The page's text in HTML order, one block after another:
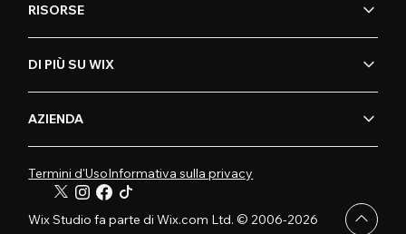
RISORSE
DI PIÙ SU WIX
AZIENDA
Termini d'UsoInformativa sulla privacy
Wix Studio fa parte di Wix.com Ltd. © 2006-2026